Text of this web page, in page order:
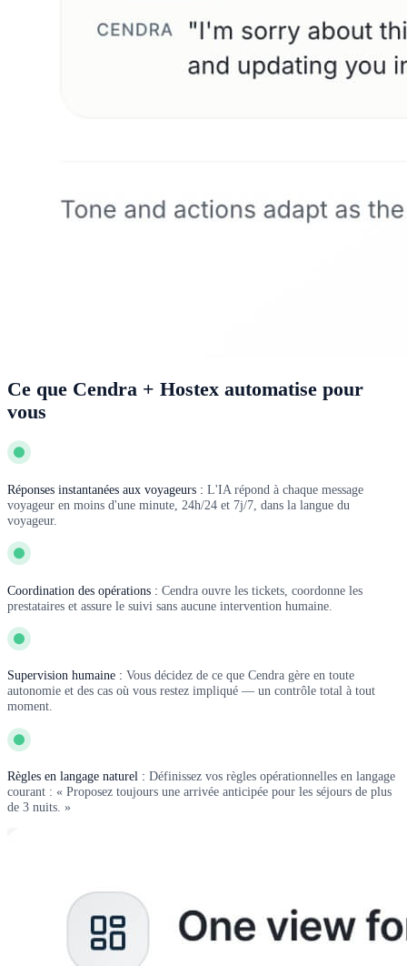
Ce que Cendra + Hostex automatise pour
vous
Réponses instantanées aux voyageurs : L'IA répond à chaque message
voyageur en moins d'une minute, 24h/24 et 7j/7, dans la langue du
voyageur.
Coordination des opérations : Cendra ouvre les tickets, coordonne les
prestataires et assure le suivi sans aucune intervention humaine.
Supervision humaine : Vous décidez de ce que Cendra gère en toute
autonomie et des cas où vous restez impliqué — un contrôle total à tout
moment.
Règles en langage naturel : Définissez vos règles opérationnelles en langage
courant : « Proposez toujours une arrivée anticipée pour les séjours de plus
de 3 nuits. »